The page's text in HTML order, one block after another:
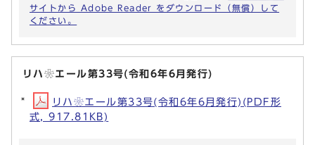
サイトから Adobe Reader をダウンロード（無償）して
ください。
リハ❀エール第33号(令和6年6月発行)
リハ❀エール第33号(令和6年6月発行)(PDF形
式, 917.81KB)